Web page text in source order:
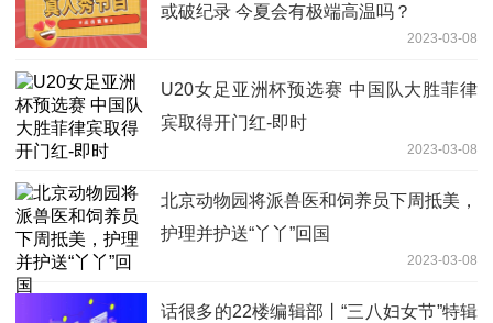
或破纪录 今夏会有极端高温吗？
2023-03-08
U20女足亚洲杯预选赛 中国队大胜菲律
宾取得开门红-即时
2023-03-08
北京动物园将派兽医和饲养员下周抵美，
护理并护送“丫丫”回国
2023-03-08
话很多的22楼编辑部丨“三八妇女节”特辑